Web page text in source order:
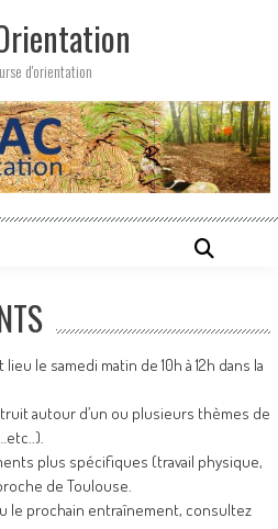
d'orientation
le samedi matin de 10h à 12h dans la
autour d’un ou plusieurs thèmes de
plus spécifiques (travail physique,
de Toulouse.
le prochain entraînement, consultez